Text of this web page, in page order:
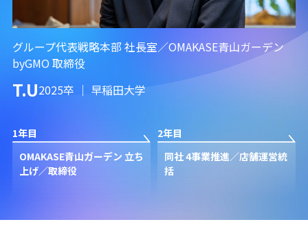
本選考・募集要項
インターンシップ・説
明会
グループ代表戦略本部 社長室／OMAKASE青山ガーデン
byGMO 取締役
T.U2025卒 ｜ 早稲田大学
1年目
OMAKASE青山ガーデン 立ち
上げ／取締役
2年目
同社 4事業推進／店舗運営統
括